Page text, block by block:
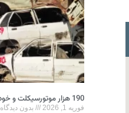
190 هزار موتورسیکلت و خودرو اسقاط شد
فوریه 1, 2026 بدون دیدگاه